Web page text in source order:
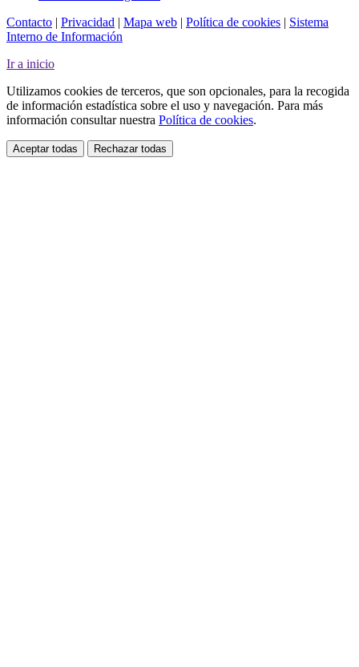
Contacto | Privacidad | Mapa web | Política de cookies | Sistema
Interno de Información
Ir a inicio
Utilizamos cookies de terceros, que son opcionales, para la recogida
de información estadística sobre el uso y navegación. Para más
información consultar nuestra Política de cookies.
Aceptar todas Rechazar todas